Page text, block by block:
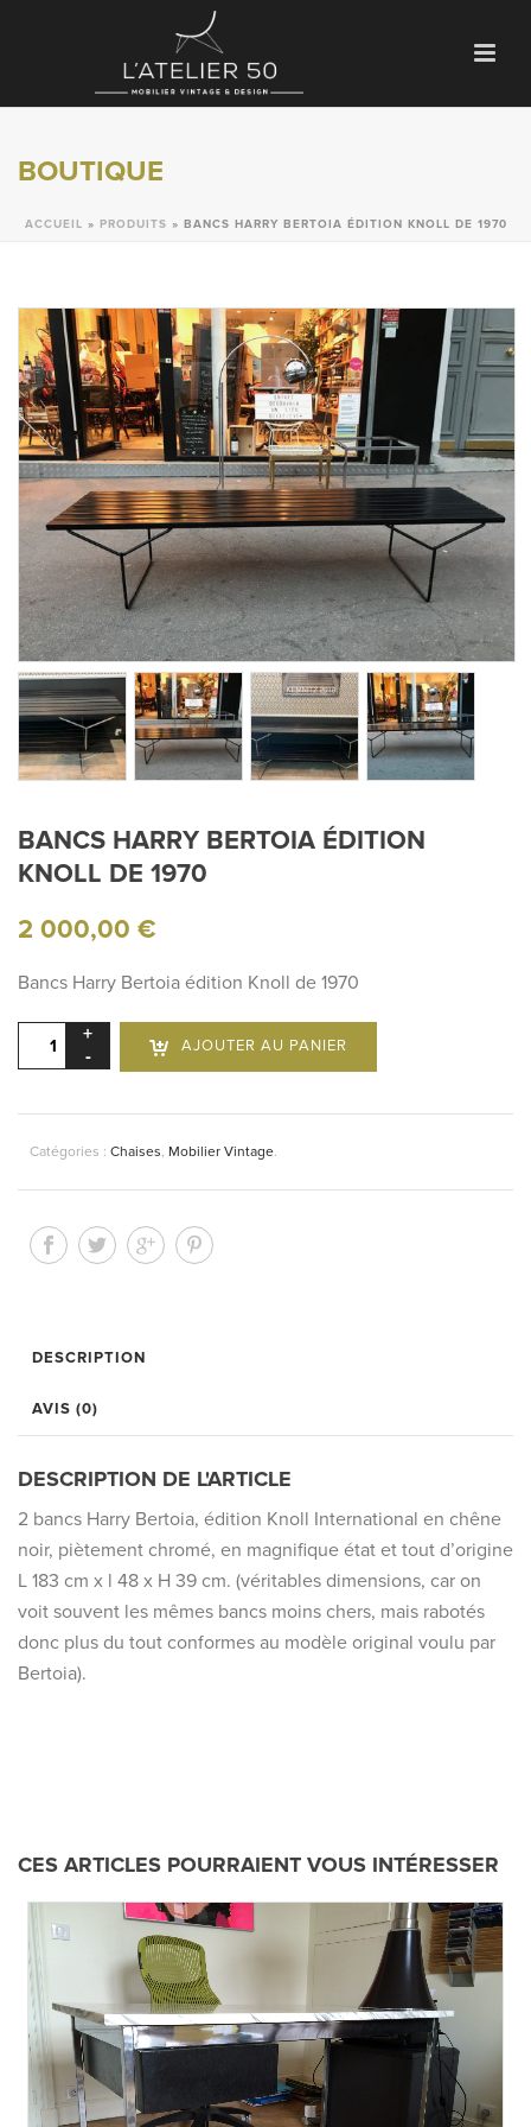
BOUTIQUE
ACCUEIL » PRODUITS » BANCS HARRY BERTOIA ÉDITION KNOLL DE 1970
BANCS HARRY BERTOIA ÉDITION
KNOLL DE 1970
2 000,00 €
Bancs Harry Bertoia édition Knoll de 1970
Harry
Bertoia
1970
AJOUTER AU PANIER
Catégories : Chaises, Mobilier Vintage.
DESCRIPTION
AVIS (0)
DESCRIPTION DE L'ARTICLE
2 bancs Harry Bertoia, édition Knoll International en chêne
noir, piètement chromé, en magnifique état et tout d’origine
L 183 cm x l 48 x H 39 cm. (véritables dimensions, car on
voit souvent les mêmes bancs moins chers, mais rabotés
donc plus du tout conformes au modèle original voulu par
Bertoia).
CES ARTICLES POURRAIENT VOUS INTÉRESSER